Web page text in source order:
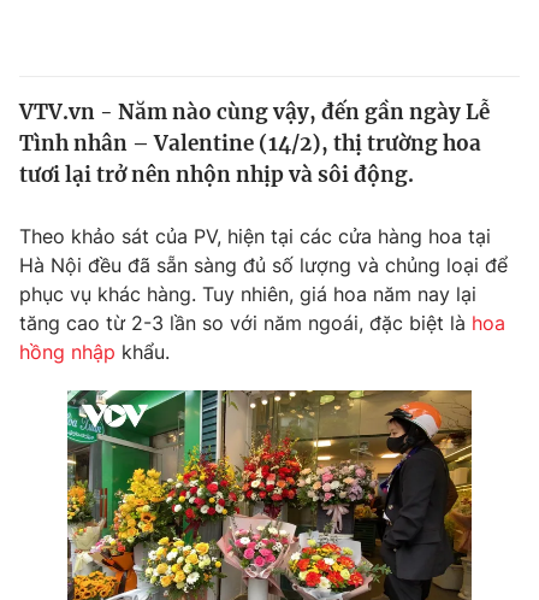
Thế giới
Thế giới đó đây
Câu chuyện quốc tế
Kinh tế
Tài chính
Thị trường
Dữ liệu và đời sống
Phim VTV
Hậu trường
Nhân vật
Khán giả
Giải trí
Điện ảnh
Âm nhạc
Đời sống
Du lịch
Giáo dục
VTV.vn - Năm nào cùng vậy, đến gần ngày Lễ
Tình nhân – Valentine (14/2), thị trường hoa
tươi lại trở nên nhộn nhịp và sôi động.
Theo khảo sát của PV, hiện tại các cửa hàng hoa tại
Hà Nội đều đã sẵn sàng đủ số lượng và chủng loại để
phục vụ khác hàng. Tuy nhiên, giá hoa năm nay lại
tăng cao từ 2-3 lần so với năm ngoái, đặc biệt là hoa
hồng nhập khẩu.